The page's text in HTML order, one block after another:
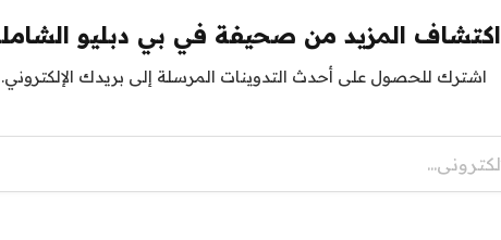
اكتشاف المزيد من صحيفة في بي دبليو
اشترك للحصول على أحدث التدوينات المرسلة إلى بريدك الإلكتروني.